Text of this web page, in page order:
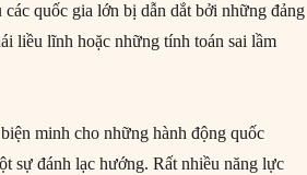
quốc gia lớn bị dẫn dắt bởi những đảng
liều lĩnh hoặc những tính toán sai lầm
minh cho những hành động quốc
sự đánh lạc hướng. Rất nhiều năng lực